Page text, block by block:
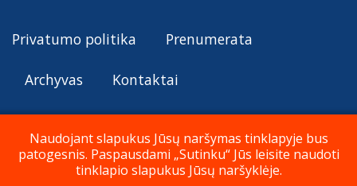
Privatumo politika Prenumerata
Archyvas Kontaktai
© Katalikų Tradicija 2026
Naudojant slapukus Jūsų naršymas tinklapyje bus
patogesnis. Paspausdami „Sutinku“ Jūs leisite naudoti
tinklapio slapukus Jūsų naršyklėje.